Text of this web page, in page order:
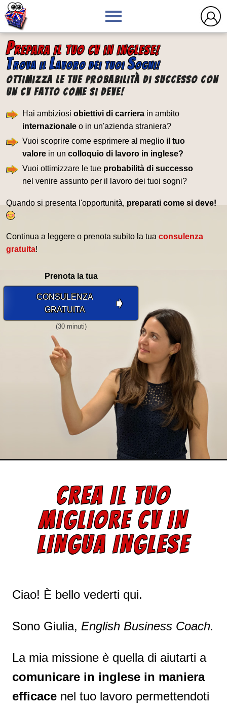
PREPARA IL TUO CV IN INGLESE!
TROVA ILLAVORO DEI TUOISOGNI!
Ottimizza le tue probabilità di Successo con
un CV fatto come si deve!
Hai ambiziosi obiettivi di carriera in ambito
internazionale o in un'azienda straniera?
Vuoi scoprire come esprimere al meglio il tuo
valore in un colloquio di lavoro in inglese?
Vuoi ottimizzare le tue probabilità di successo
nel venire assunto per il lavoro dei tuoi sogni?
Quando si presenta l'opportunità, preparati come si deve!
Continua a leggere o prenota subito la tua consulenza
gratuita!
Prenota la tua
CONSULENZA
GRATUITA
➧
(30 minuti)
CREA IL TUO
MIGLIORE CV IN
LINGUA INGLESE
Ciao! È bello vederti qui.
Sono Giulia, English Business Coach.
La mia missione è quella di aiutarti a
comunicare in inglese in maniera
efficace nel tuo lavoro permettendoti